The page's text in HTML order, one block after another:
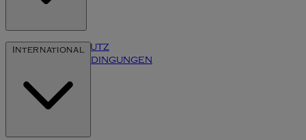
Datenschutz
Inhaltsbedingungen
Klarna
International